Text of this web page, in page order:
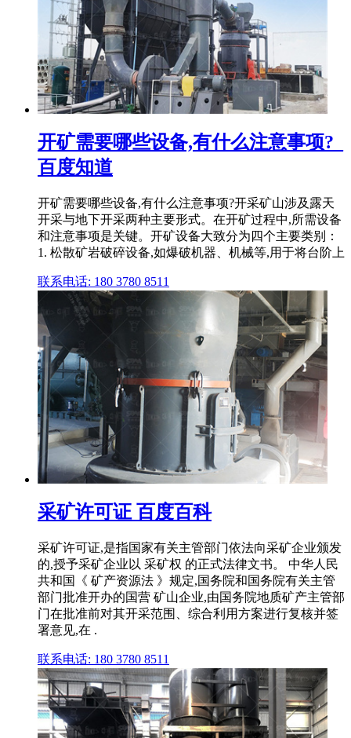
开矿需要哪些设备,有什么注意事项?_
百度知道
开矿需要哪些设备,有什么注意事项?开采矿山涉及露天
开采与地下开采两种主要形式。在开矿过程中,所需设备
和注意事项是关键。开矿设备大致分为四个主要类别：
1. 松散矿岩破碎设备,如爆破机器、机械等,用于将台阶上
联系电话: 180 3780 8511
采矿许可证 百度百科
采矿许可证,是指国家有关主管部门依法向采矿企业颁发
的,授予采矿企业以 采矿权 的正式法律文书。 中华人民
共和国《 矿产资源法 》规定,国务院和国务院有关主管
部门批准开办的国营 矿山企业,由国务院地质矿产主管部
门在批准前对其开采范围、综合利用方案进行复核并签
署意见,在 .
联系电话: 180 3780 8511